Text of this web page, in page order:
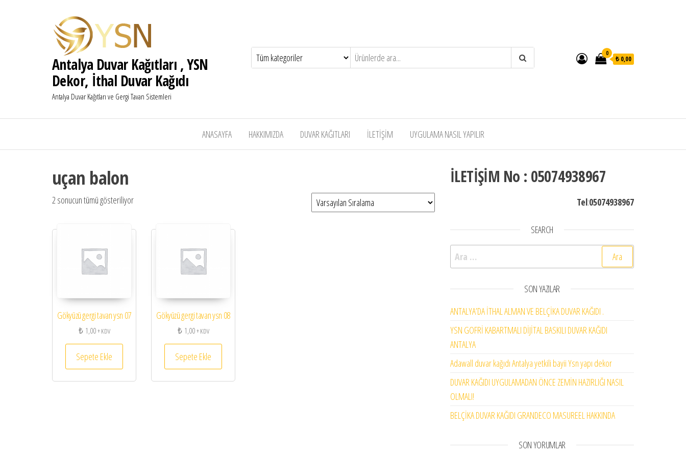
Antalya Duvar Kağıtları , YSN
Dekor, İthal Duvar Kağıdı
Antalya Duvar Kağıtları ve Gergi Tavan Sistemleri
0
₺ 0,00
ANASAYFA HAKKIMIZDA DUVAR KAĞITLARI İLETİŞİM UYGULAMA NASIL YAPILIR
uçan balon
2 sonucun tümü gösteriliyor
Gökyüzü gergi tavan ysn 07
₺1,00+ KDV
Sepete Ekle
Gökyüzü gergi tavan ysn 08
₺1,00+ KDV
Sepete Ekle
İLETİŞİM No : 05074938967
Tel:05074938967
SEARCH
Arama:
SON YAZILAR
ANTALYA’DA İTHAL ALMAN VE BELÇİKA DUVAR KAĞIDI .
YSN GOFRİ KABARTMALI DİJİTAL BASKILI DUVAR KAĞIDI
ANTALYA
Adawall duvar kağıdı Antalya yetkili bayii Ysn yapı dekor
DUVAR KAĞIDI UYGULAMADAN ÖNCE ZEMİN HAZIRLIĞI NASIL
OLMALI!
BELÇİKA DUVAR KAĞIDI GRANDECO MASUREEL HAKKINDA
SON YORUMLAR